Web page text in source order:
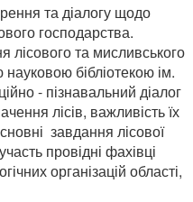
та діалогу щодо
господарства.
лісового та мисливського
бібліотекою ім.
- пізнавальний діалог
лісів, важливість їх
завдання лісової
провідні фахівці
організацій області,